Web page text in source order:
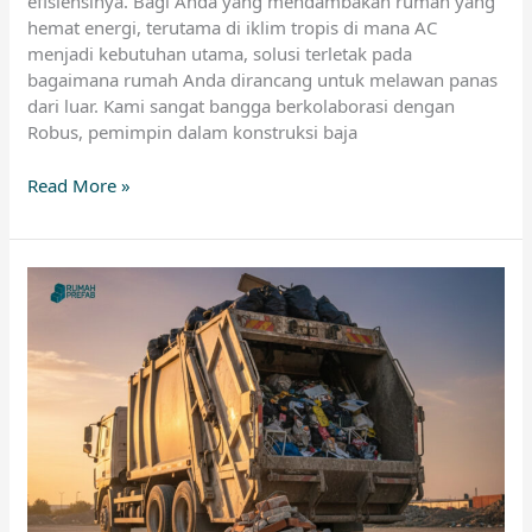
hemat energi, terutama di iklim tropis di mana AC
menjadi kebutuhan utama, solusi terletak pada
bagaimana rumah Anda dirancang untuk melawan panas
dari luar. Kami sangat bangga berkolaborasi dengan
Robus, pemimpin dalam konstruksi baja
Read More »
Bukan
Hanya
Lingkungan:
Pengurangan
Limbah
Proyek